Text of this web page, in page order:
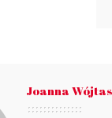
Joanna Wójtas